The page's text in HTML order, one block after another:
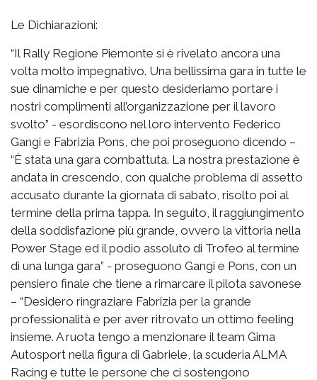
Le Dichiarazioni:
“Il Rally Regione Piemonte si è rivelato ancora una
volta molto impegnativo. Una bellissima gara in tutte le
sue dinamiche e per questo desideriamo portare i
nostri complimenti all’organizzazione per il lavoro
svolto” - esordiscono nel loro intervento Federico
Gangi e Fabrizia Pons, che poi proseguono dicendo –
“È stata una gara combattuta. La nostra prestazione è
andata in crescendo, con qualche problema di assetto
accusato durante la giornata di sabato, risolto poi al
termine della prima tappa. In seguito, il raggiungimento
della soddisfazione più grande, ovvero la vittoria nella
Power Stage ed il podio assoluto di Trofeo al termine
di una lunga gara” - proseguono Gangi e Pons, con un
pensiero finale che tiene a rimarcare il pilota savonese
– “Desidero ringraziare Fabrizia per la grande
professionalità e per aver ritrovato un ottimo feeling
insieme. A ruota tengo a menzionare il team Gima
Autosport nella figura di Gabriele, la scuderia ALMA
Racing e tutte le persone che ci sostengono